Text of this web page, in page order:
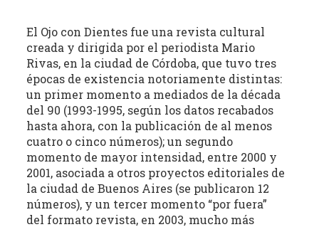
clasificación,
domiciliación
digital
estudio
crítico
publicaciones
periódicas
El Ojo con Dientes fue una revista cultural
creada y dirigida por el periodista Mario
Rivas, en la ciudad de Córdoba, que tuvo tres
épocas de existencia notoriamente distintas:
un primer momento a mediados de la década
del 90 (1993-1995, según los datos recabados
hasta ahora, con la publicación de al menos
cuatro o cinco números); un segundo
momento de mayor intensidad, entre 2000 y
2001, asociada a otros proyectos editoriales de
la ciudad de Buenos Aires (se publicaron 12
números), y un tercer momento “por fuera”
del formato revista, en 2003, mucho más